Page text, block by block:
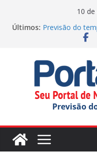
10
Últimos: Previsão do
(10/08/2026)
Previsão do
(10/08/2026)
Previsão do
(10/08/2026)
Previsão do
(10/08/2026)
Previsão